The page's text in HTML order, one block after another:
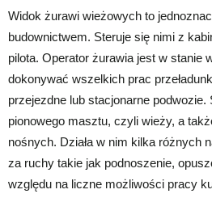
Widok żurawi wieżowych to
budownictwem. Steruje się nimi z
pilota. Operator żurawia jest w stanie
dokonywać wszelkich prac
przejezdne lub stacjonarne podwozie.
pionowego masztu, czyli wieży, a
nośnych. Działa w nim kilka różnych
za ruchy takie jak podnoszenie,
względu na liczne możliwości pracy